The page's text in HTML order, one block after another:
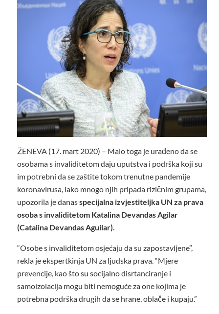
ŽENEVA (17. mart 2020) – Malo toga je urađeno da se
osobama s invaliditetom daju uputstva i podrška koji su
im potrebni da se zaštite tokom trenutne pandemije
koronavirusa, iako mnogo njih pripada rizičnim grupama,
upozorila je danasspecijalna izvjestiteljka UN za prava
osoba s invaliditetom Katalina Devandas Agilar
(Catalina Devandas Aguilar).
“Osobe s invaliditetom osjećaju da su zapostavljene”,
rekla je ekspertkinja UN za ljudska prava. “Mjere
prevencije, kao što su socijalno disrtanciranje i
samoizolacija mogu biti nemoguće za one kojima je
potrebna podrška drugih da se hrane, oblače i kupaju.”